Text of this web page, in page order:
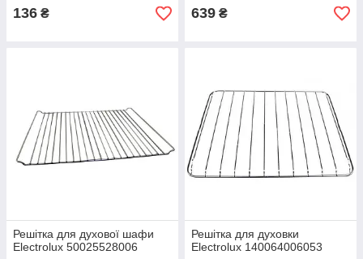
136 ₴ 639 ₴
Решітка для духової шафи
Electrolux 50025528006
Решітка для духовки
Electrolux 140064006053